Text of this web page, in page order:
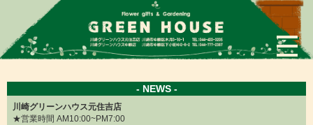
- NEWS -
川崎グリーンハウス元住吉店
★営業時間 AM10:00~PM7:00